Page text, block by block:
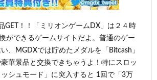
GET！！「ミリオンゲームDX」は２４時
ができるゲームサイトだよ。普通のゲー
、MGDXでは貯めたメダルを「Bitcash」
華景品と交換できちゃうよ！特にスロッ
ッシュモード」に突入すると 1回で「3万